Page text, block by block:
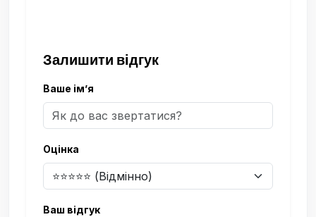
Залишити відгук
Ваше ім’я
Оцінка
Ваш відгук